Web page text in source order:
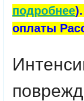
подробнее
оплаты